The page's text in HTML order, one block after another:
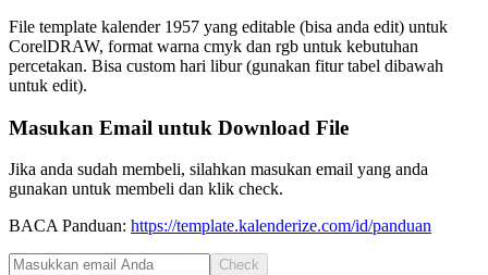
File template kalender 1957 yang editable (bisa anda edit) untuk
CorelDRAW, format warna cmyk dan rgb untuk kebutuhan
percetakan. Bisa custom hari libur (gunakan fitur tabel dibawah
untuk edit).
Masukan Email untuk Download File
Jika anda sudah membeli, silahkan masukan email yang anda
gunakan untuk membeli dan klik check.
BACA Panduan: https://template.kalenderize.com/id/panduan
Check